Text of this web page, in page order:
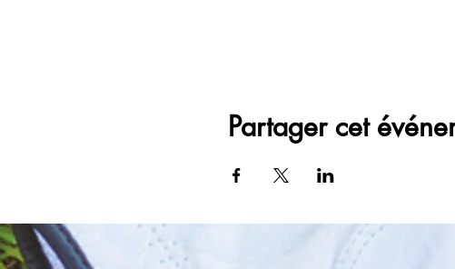
Partager cet